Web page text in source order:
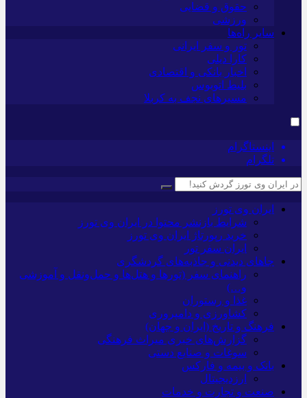
حقوق و قضایی
ورزشی
سایر راه‌ها
تور و سفر ایرانی
کارا دیلی
اخبار بانکی و اقتصادی
بلیط اتوبوس
مسیرهای نجف به کربلا
اینستاگرام
تلگرام
ایران وی تورز
شرایط بازنشر محتوا در ایران وی تورز
خرید رپورتاژ ایران وی تورز
ایران سفر تور
جاهای دیدنی و جاذبه‌های گردشگری
راهنمای سفر (تورها و هتل‌ها و حمل‌و‌نقل و آموزشی
و…)
غذا و رستوران
کشاورزی و دامپروری
فرهنگ و تاریخ (ایران و جهان)
گزارش‌های خبری میراث فرهنگی
سوغات و صنایع دستی
بانک و بیمه و فارکس
ارزدیجیتال
صنعت و تجارت و خدمات